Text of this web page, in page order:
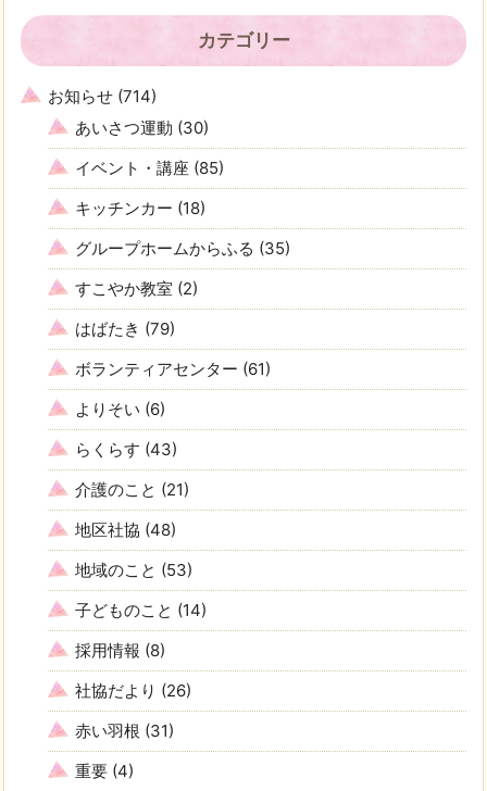
カテゴリー
お知らせ (714)
あいさつ運動 (30)
イベント・講座 (85)
キッチンカー (18)
グループホームからふる (35)
すこやか教室 (2)
はばたき (79)
ボランティアセンター (61)
よりそい (6)
らくらす (43)
介護のこと (21)
地区社協 (48)
地域のこと (53)
子どものこと (14)
採用情報 (8)
社協だより (26)
赤い羽根 (31)
重要 (4)